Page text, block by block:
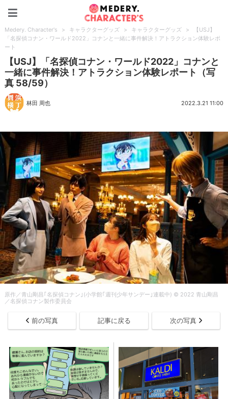
Medery. Character's > キャラクターグッズ > キャラクターグッズ >
【USJ】
「名探偵コナン・ワールド2022」コナンと一緒に事件解決！アトラクション体験レポ
ート
【USJ】「名探偵コナン・ワールド2022」コナンと
一緒に事件解決！アトラクション体験レポート（写
真 58/59）
林田 周也 2022.3.21 11:00
原作／青山剛昌｢名探偵コナン｣(小学館｢週刊少年サンデー｣連載中) © 2022 青山剛昌
／名探偵コナン製作委員会
前の写真 記事に戻る 次の写真